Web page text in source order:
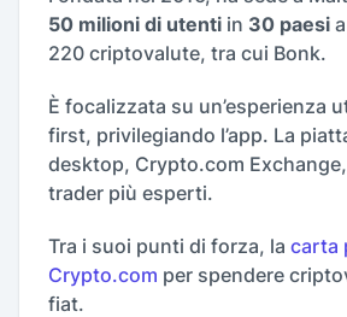
50 milioni di utenti in 30 paesi
220 criptovalute, tra cui Bonk.
È focalizzata su un’esperienza
first, privilegiando l’app. La
desktop, Crypto.com
trader più esperti.
Tra i suoi punti di forza, la carta
Crypto.com per spendere
fiat.